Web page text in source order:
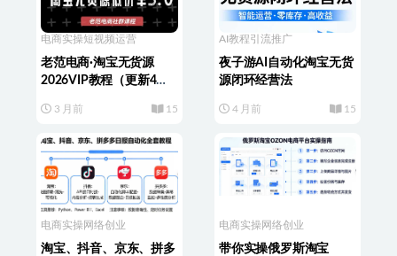
电商实操短视频运营
老范电商·淘宝无货源
2026VIP教程（更新4
3 月前 15
AI教程引流推广
夜子游AI自动化淘宝无货
源闭环经营法
4 月前 15
电商实操 网络创业
淘宝、抖音、京东、拼多
电商实操 网络创业
带你实操俄罗斯淘宝